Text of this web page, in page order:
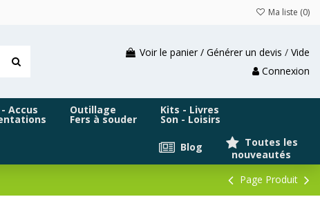
Ma liste (0)
Voir le panier / Générer un devis / Vide
Connexion
Accus Outillage
Fers à souder
Kits - Livres
Son - Loisirs
Toutes les
nouveautés
Blog
Page Produit